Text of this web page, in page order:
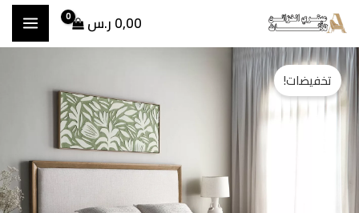
تخطي
إلى
المحتوى
0,00ر.س
تخفيضات!
السعر
هو:
5.500,00 ر.س.
الحالي
هو:
4.650,00 ر.س.
كمية
سرير
سوبر
تخزين
-